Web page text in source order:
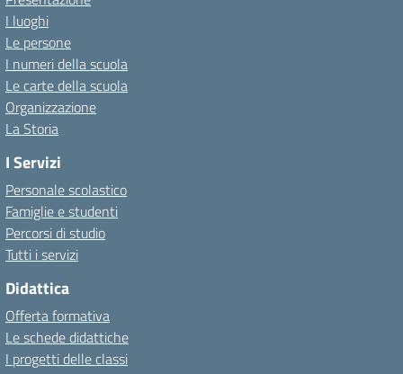
I luoghi
Le persone
I numeri della scuola
Le carte della scuola
Organizzazione
La Storia
I Servizi
Personale scolastico
Famiglie e studenti
Percorsi di studio
Tutti i servizi
Didattica
Offerta formativa
Le schede didattiche
I progetti delle classi